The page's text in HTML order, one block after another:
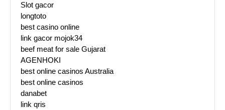
Slot gacor
longtoto
best casino online
link gacor mojok34
beef meat for sale Gujarat
AGENHOKI
best online casinos Australia
best online casinos
danabet
link qris